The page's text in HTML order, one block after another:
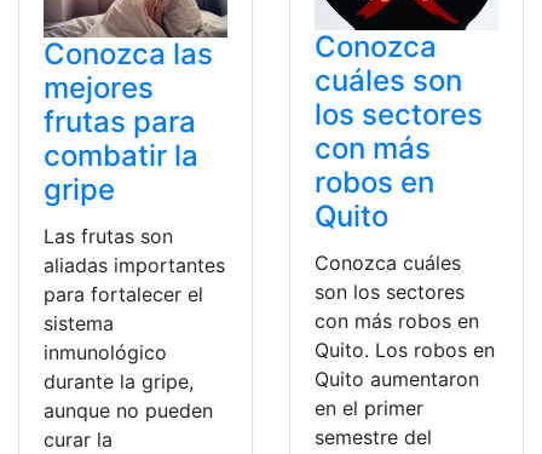
Conozca las
mejores
frutas para
combatir la
gripe
Las frutas son
aliadas importantes
para fortalecer el
sistema
inmunológico
durante la gripe,
aunque no pueden
curar la
Conozca
cuáles son
los sectores
con más
robos en
Quito
Conozca cuáles
son los sectores
con más robos en
Quito. Los robos en
Quito aumentaron
en el primer
semestre del